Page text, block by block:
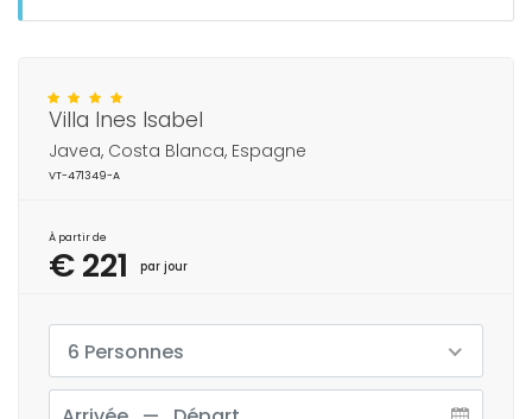
Villa Ines Isabel
Javea, Costa Blanca, Espagne
VT-471349-A
À partir de
€ 221 par jour
6 Personnes